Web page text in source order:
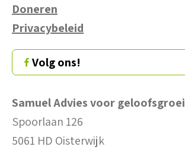
Doneren
Privacybeleid
Volg ons!
Samuel Advies voor geloofsgroei
Spoorlaan 126
5061 HD Oisterwijk